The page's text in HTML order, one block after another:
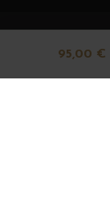
95,00 €
-